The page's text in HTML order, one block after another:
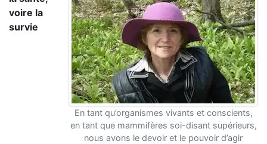
En tant qu’organismes vivants et conscients,
en tant que mammifères soi-disant supérieurs,
nous avons le devoir et le pouvoir d’agir
voire la
survie